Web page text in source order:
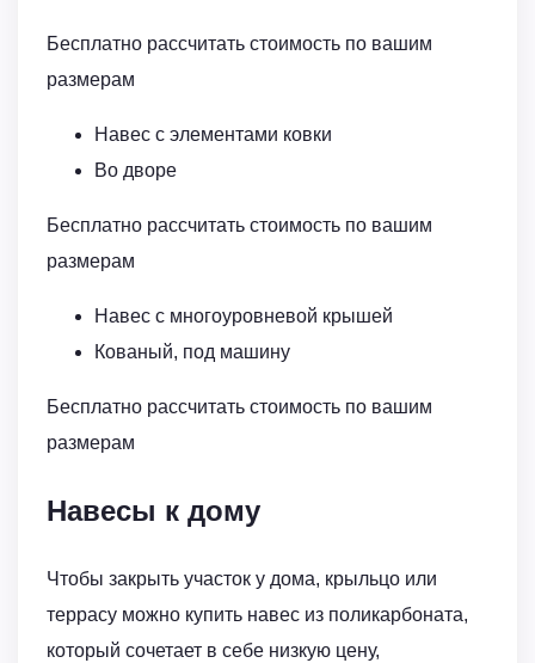
Бесплатно рассчитать стоимость по вашим
размерам
Навес с элементами ковки
Во дворе
Бесплатно рассчитать стоимость по вашим
размерам
Навес с многоуровневой крышей
Кованый, под машину
Бесплатно рассчитать стоимость по вашим
размерам
Навесы к дому
Чтобы закрыть участок у дома, крыльцо или
террасу можно купить навес из поликарбоната,
который сочетает в себе низкую цену,